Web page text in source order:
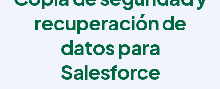
recuperación de
datos para
Salesforce